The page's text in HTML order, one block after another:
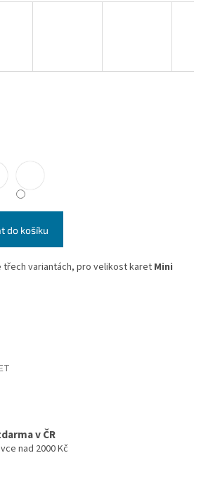
do košíku
třech variantách, pro velikost karet Mini
v ČR
nad 2000 Kč